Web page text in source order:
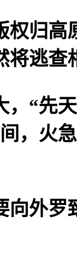
归高
逃查
“先
，火
外罗